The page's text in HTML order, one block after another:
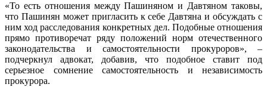
«То есть отношения между Пашиняном и Давтяном таковы,
что Пашинян может пригласить к себе Давтяна и обсуждать с
ним ход расследования конкретных дел. Подобные отношения
прямо противоречат ряду положений норм отечественного
законодательства и самостоятельности прокуроров», –
подчеркнул адвокат, добавив, что подобное ставит под
серьезное сомнение самостоятельность и независимость
прокурора.